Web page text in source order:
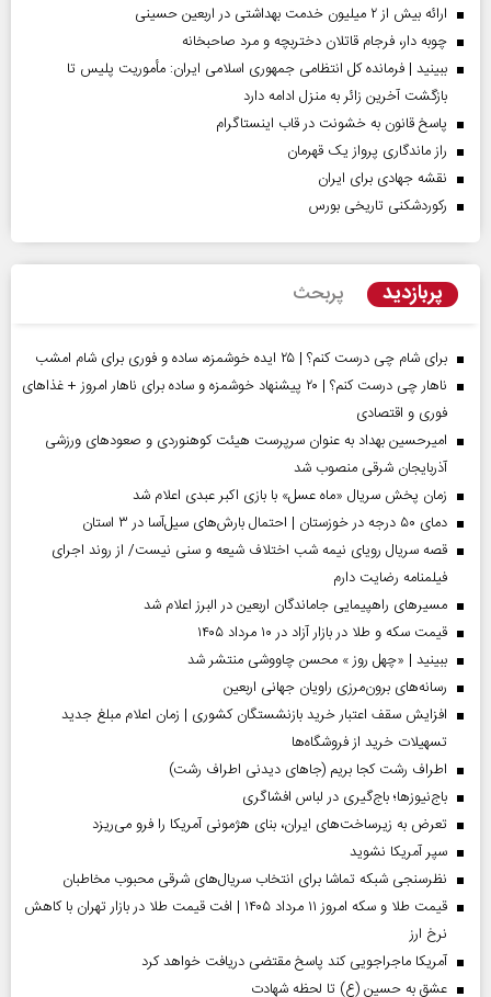
ارائه بیش از ۲ میلیون خدمت بهداشتی در اربعین حسینی
چوبه دار، فرجام قاتلان دختربچه و مرد صاحبخانه
ببینید | فرمانده کل انتظامی جمهوری اسلامی ایران­: مأموریت پلیس تا
بازگشت آخرین زائر به منزل ادامه دارد
پاسخ قانون به خشونت در قاب اینستاگرام
راز ماندگاری پرواز یک قهرمان
نقشه جهادی برای ایران
رکوردشکنی تاریخی بورس
پربازدید پربحث
برای شام چی درست کنم؟ | ۲۵ ایده خوشمزه، ساده و فوری برای شام امشب
ناهار چی درست کنم؟ | ۲۰ پیشنهاد خوشمزه و ساده برای ناهار امروز + غذاهای
فوری و اقتصادی
امیرحسین بهداد به عنوان سرپرست هیئت کوهنوردی و صعودهای ورزشی
آذربایجان شرقی منصوب شد
زمان پخش سریال «ماه عسل» با بازی اکبر عبدی اعلام شد
دمای ۵۰ درجه در خوزستان | احتمال بارش‌های سیل‌آسا در ۳ استان
قصه سریال رویای نیمه شب اختلاف شیعه و سنی نیست/ از روند اجرای
فیلمنامه رضایت دارم
مسیر‌های راهپیمایی جاماندگان اربعین در البرز اعلام شد
قیمت سکه و طلا در بازار آزاد در ۱۰ مرداد ۱۴۰۵
ببینید | «چهل روز » محسن چاووشی منتشر شد
رسانه‌های برون‌مرزی راویان جهانی اربعین
افزایش سقف اعتبار خرید بازنشستگان کشوری | زمان اعلام مبلغ جدید
تسهیلات خرید از فروشگاه‌ها
اطراف رشت کجا بریم (جاهای دیدنی اطراف رشت)
باج‌نیوزها؛ باج‌گیری در لباس افشاگری
تعرض به زیرساخت‌های ایران، بنای هژمونی آمریکا را فرو می‌ریزد
سپر آمریکا نشوید
نظرسنجی شبکه تماشا برای انتخاب سریال‌های شرقی محبوب مخاطبان
قیمت طلا و سکه امروز ۱۱ مرداد ۱۴۰۵ | افت قیمت طلا در بازار تهران با کاهش
نرخ ارز
آمریکا ماجراجویی کند پاسخ مقتضی دریافت خواهد کرد
عشق به حسین (ع) تا لحظه شهادت